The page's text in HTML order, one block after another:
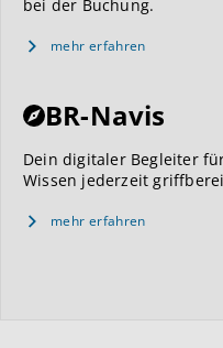
bei der Buchung.
mehr erfahren
BR-Navis
Dein digitaler Begleiter
Wissen jederzeit
mehr erfahren